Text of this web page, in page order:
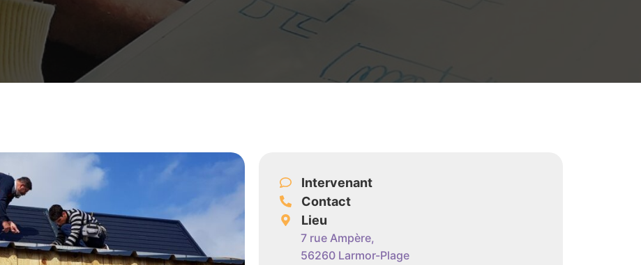
Intervenant
Contact
Lieu
7 rue Ampère,
56260 Larmor-Plage